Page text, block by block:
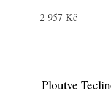
2 957 Kč
Ploutve